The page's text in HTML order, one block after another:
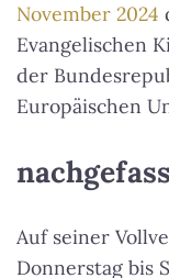
November 2024
Evangelischen
der
Europäischen
Auf seiner
Donnerstag bis